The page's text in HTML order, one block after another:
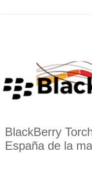
BlackBerry
España de la